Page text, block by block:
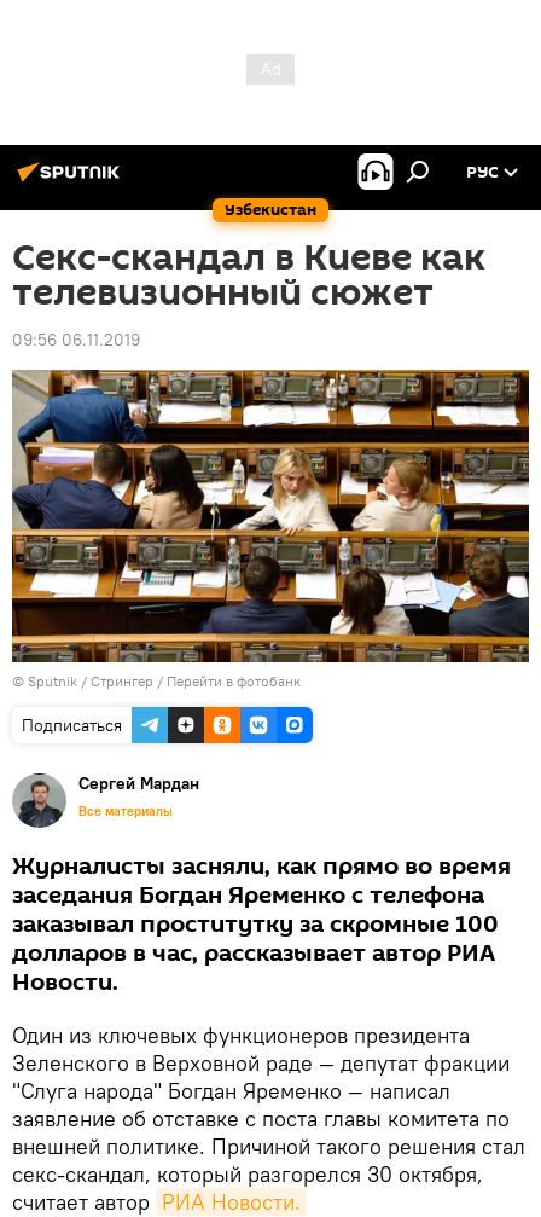
Узбекистан
РУС
Секс-скандал в Киеве как
телевизионный сюжет
09:56 06.11.2019
© Sputnik / Стрингер / Перейти в фотобанк
Подписаться
Сергей Мардан
Все материалы
Журналисты засняли, как прямо во время
заседания Богдан Яременко с телефона
заказывал проститутку за скромные 100
долларов в час, рассказывает автор РИА
Новости.
Один из ключевых функционеров президента
Зеленского в Верховной раде — депутат фракции
"Слуга народа" Богдан Яременко — написал
заявление об отставке с поста главы комитета по
внешней политике. Причиной такого решения стал
секс-скандал, который разгорелся 30 октября,
считает автор РИА Новости.